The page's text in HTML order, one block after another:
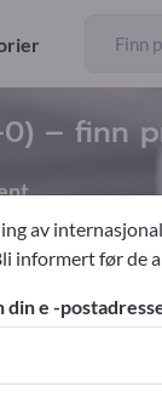
) – finn
0
Tekniske
av
informert før de
din e -